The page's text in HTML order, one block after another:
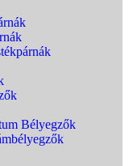
Bélyegzők